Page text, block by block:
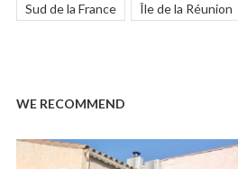
Sud de la France Île de la Réunion
WE RECOMMEND